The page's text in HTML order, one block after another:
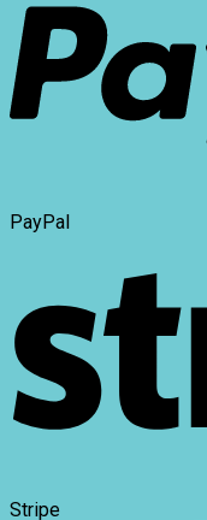
PayPal
Stripe